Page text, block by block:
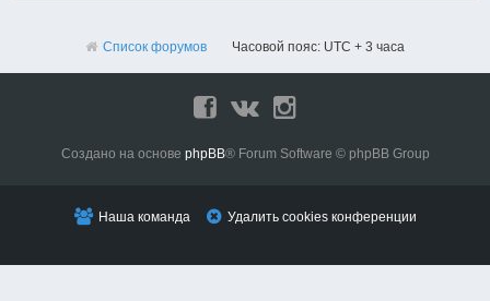
Список форумов Часовой пояс: UTC + 3 часа
Создано на основе phpBB® Forum Software © phpBB Group
Наша команда Удалить cookies конференции